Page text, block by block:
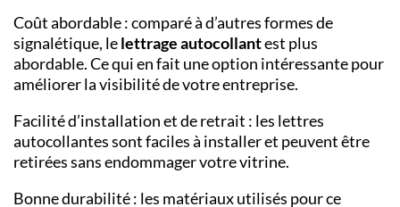
Coût abordable : comparé à d’autres formes de
signalétique, lelettrage autocollantest plus
abordable. Ce qui en fait une option intéressante pour
améliorer la visibilité de votre entreprise.
Facilité d’installation et de retrait : les lettres
autocollantes sont faciles à installer et peuvent être
retirées sans endommager votre vitrine.
Bonne durabilité : les matériaux utilisés pour ce